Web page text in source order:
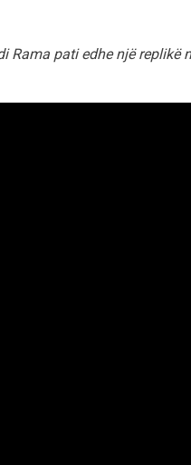
Rama pati edhe një replikë